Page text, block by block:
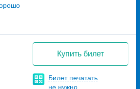
Купить билет
Билет печатать
не нужно